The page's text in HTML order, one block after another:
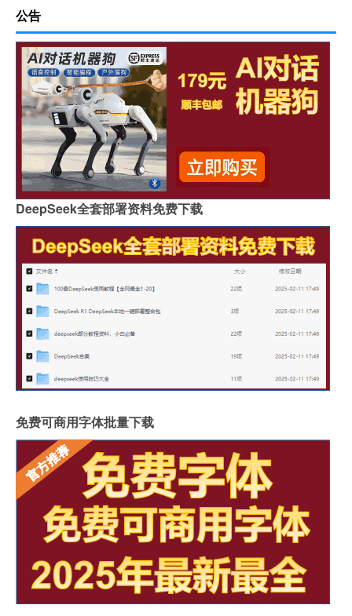
公告
DeepSeek全套部署资料免费下载
免费可商用字体批量下载